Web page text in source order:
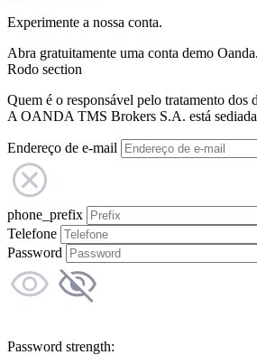
Experimente a nossa conta.
Abra gratuitamente uma conta demo Oanda.
Rodo section
Quem é o responsável pelo tratamento dos
A OANDA TMS Brokers S.A. está
Endereço de e-mail
phone_prefix
Telefone
Password
Password strength: